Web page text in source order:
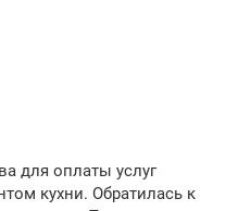
для оплаты услуг
кухни. Обратилась к